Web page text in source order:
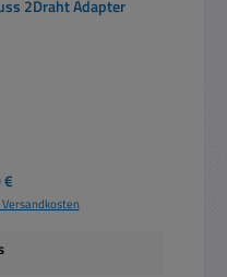
2Draht Adapter
Preis:
€
Versandkosten